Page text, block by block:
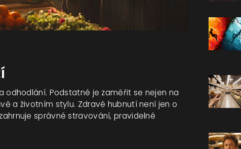
odhodlání. Podstatné je zaměřit se nejen na
a životním stylu. Zdravé hubnutí není jen o
správné stravování, pravidelné